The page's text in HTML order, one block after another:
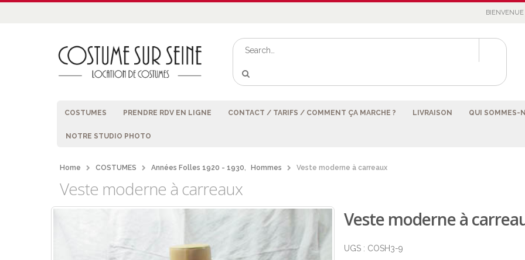
BIENVENUE
COSTUMES PRENDRE RDV EN LIGNE CONTACT / TARIFS / COMMENT ÇA MARCHE ? LIVRAISON QUI SOMMES-
NOTRE STUDIO PHOTO
Home COSTUMES Années Folles 1920 - 1930, Hommes Veste moderne à carreaux
Veste moderne à carreaux
Veste moderne à
UGS : COSH3-9